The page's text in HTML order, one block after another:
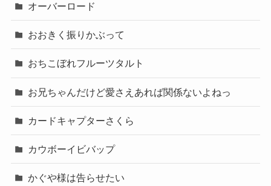
オーバーロード
おおきく振りかぶって
おちこぼれフルーツタルト
お兄ちゃんだけど愛さえあれば関係ないよねっ
カードキャプターさくら
カウボーイビバップ
かぐや様は告らせたい